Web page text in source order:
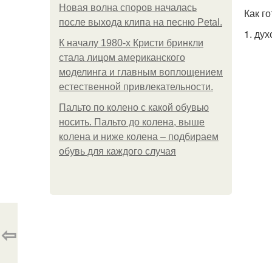
Новая волна споров началась
после выхода клипа на песню Petal.
К началу 1980-х Кристи бринкли
стала лицом американского
моделинга и главным воплощением
естественной привлекательности.
Пальто по колено с какой обувью
носить. Пальто до колена, выше
колена и ниже колена – подбираем
обувь для каждого случая
Как
1.
⇦